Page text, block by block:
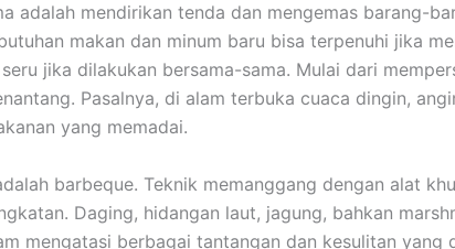
adalah mendirikan tenda dan mengemas barang-
makan dan minum baru bisa terpenuhi jika
jika dilakukan bersama-sama. Mulai dari
Pasalnya, di alam terbuka cuaca dingin,
yang memadai.
barbeque. Teknik memanggang dengan alat
Daging, hidangan laut, jagung, bahkan
mengatasi berbagai tantangan dan kesulitan yang